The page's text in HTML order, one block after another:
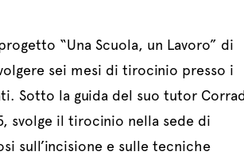
“Una Scuola, un Lavoro” di
sei mesi di tirocinio presso i
Sotto la guida del suo tutor
svolge il tirocinio nella sede di
sull’incisione e sulle tecniche